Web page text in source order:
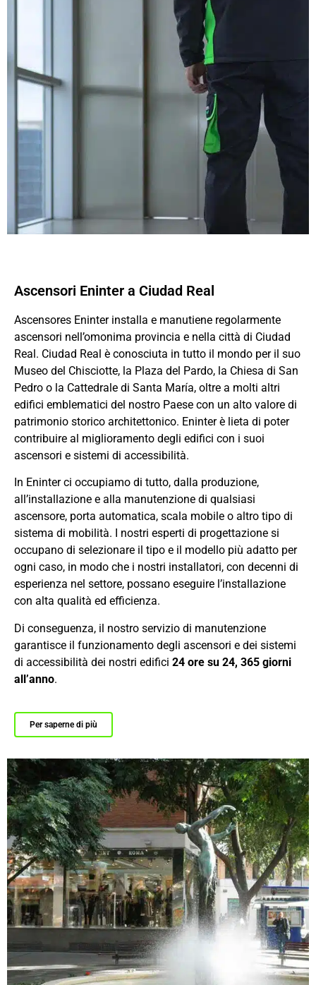
Ascensori Eninter a Ciudad Real
Ascensores Eninter installa e manutiene regolarmente
ascensori nell’omonima provincia e nella città di Ciudad
Real. Ciudad Real è conosciuta in tutto il mondo per il suo
Museo del Chisciotte, la Plaza del Pardo, la Chiesa di San
Pedro o la Cattedrale di Santa María, oltre a molti altri
edifici emblematici del nostro Paese con un alto valore di
patrimonio storico architettonico. Eninter è lieta di poter
contribuire al miglioramento degli edifici con i suoi
ascensori e sistemi di accessibilità.
In Eninter ci occupiamo di tutto, dalla produzione,
all’installazione e alla manutenzione di qualsiasi
ascensore, porta automatica, scala mobile o altro tipo di
sistema di mobilità. I nostri esperti di progettazione si
occupano di selezionare il tipo e il modello più adatto per
ogni caso, in modo che i nostri installatori, con decenni di
esperienza nel settore, possano eseguire l’installazione
con alta qualità ed efficienza.
Di conseguenza, il nostro servizio di manutenzione
garantisce il funzionamento degli ascensori e dei sistemi
di accessibilità dei nostri edifici 24 ore su 24, 365 giorni
all’anno.
Per saperne di più